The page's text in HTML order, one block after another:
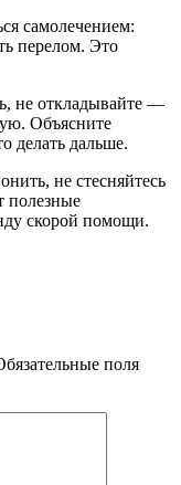
самолечением:
перелом. Это
не откладывайте —
Объясните
делать дальше.
не стесняйтесь
полезные
скорой помощи.
поля